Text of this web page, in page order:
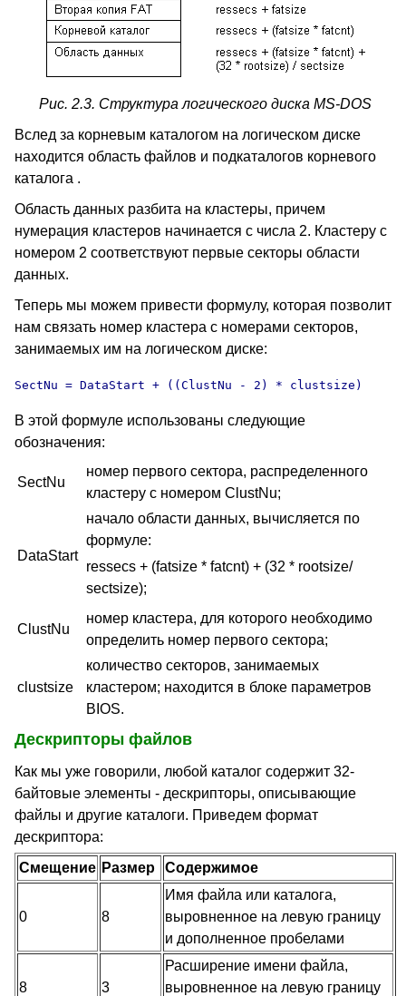
Рис. 2.3. Структура логического диска MS-DOS
Вслед за корневым каталогом на логическом диске
находится область файлов и подкаталогов корневого
каталога .
Область данных разбита на кластеры, причем
нумерация кластеров начинается с числа 2. Кластеру с
номером 2 соответствуют первые секторы области
данных.
Теперь мы можем привести формулу, которая позволит
нам связать номер кластера с номерами секторов,
занимаемых им на логическом диске:
SectNu = DataStart + ((ClustNu - 2) * clustsize)
В этой формуле использованы следующие
обозначения:
SectNu
номер первого сектора, распределенного
кластеру с номером ClustNu;
DataStart
начало области данных, вычисляется по
формуле:
ressecs + (fatsize * fatcnt) + (32 * rootsize/
sectsize);
ClustNu
номер кластера, для которого необходимо
определить номер первого сектора;
clustsize
количество секторов, занимаемых
кластером; находится в блоке параметров
BIOS.
Дескрипторы файлов
Как мы уже говорили, любой каталог содержит 32-
байтовые элементы - дескрипторы, описывающие
файлы и другие каталоги. Приведем формат
дескриптора:
Смещение Размер Содержимое
0 8
Имя файла или каталога,
выровненное на левую границу
и дополненное пробелами
8 3
Расширение имени файла,
выровненное на левую границу